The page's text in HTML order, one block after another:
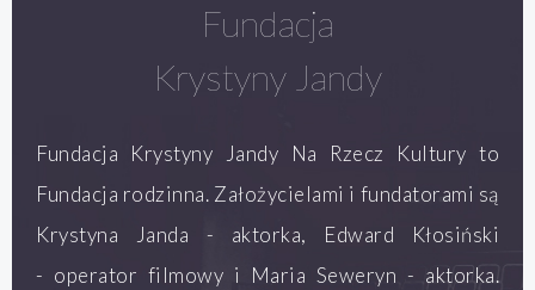
Fundacja
Krystyny Jandy
Fundacja Krystyny Jandy Na Rzecz Kultury to
Fundacja rodzinna. Założycielami i fundatorami są
Krystyna Janda - aktorka, Edward Kłosiński
- operator filmowy i Maria Seweryn - aktorka.